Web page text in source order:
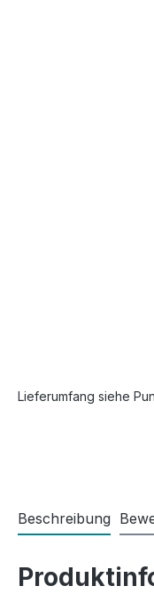
Lieferumfang siehe
Beschreibung